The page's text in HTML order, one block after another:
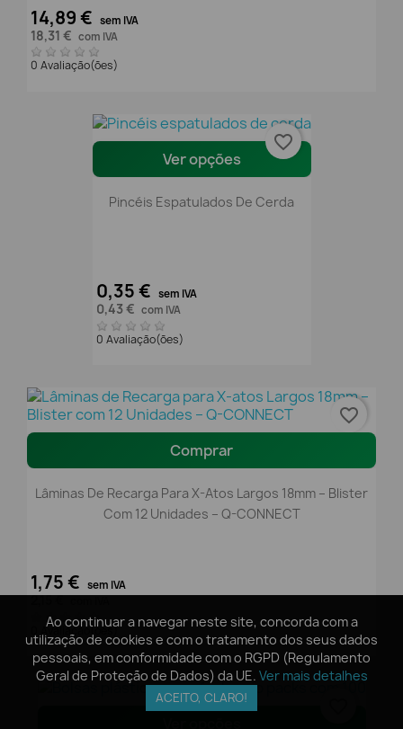
Ao continuar a navegar neste site, concorda com a
utilização de cookies e com o tratamento dos seus dados
pessoais, em conformidade com o RGPD (Regulamento
Geral de Proteção de Dados) da UE. Ver mais detalhes
ACEITO, CLARO!
14,89 € sem IVA
18,31 € com IVA
0 Avaliação(ões)
Ver opções
Pincéis Espatulados De Cerda
0,35 € sem IVA
0,43 € com IVA
0 Avaliação(ões)
favorite_border
Comprar
Lâminas De Recarga Para X-Atos Largos 18mm – Blister
Com 12 Unidades – Q-CONNECT
1,75 € sem IVA
0 Avaliação(ões)
favorite_border
Ao continuar a navegar neste site, concorda com a
utilização de cookies e com o tratamento dos seus dados
pessoais, em conformidade com o RGPD (Regulamento
Geral de Proteção de Dados) da UE. Ver mais detalhes
ACEITO, CLARO!